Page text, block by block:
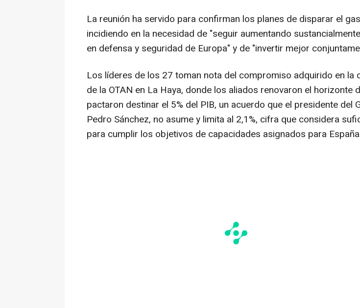
La reunión ha servido para confirman los planes de disparar el
incidiendo en la necesidad de "seguir aumentando
en defensa y seguridad de Europa" y de "invertir mejor
Los líderes de los 27 toman nota del compromiso adquirido en la
de la OTAN en La Haya, donde los aliados renovaron el horizonte
pactaron destinar el 5% del PIB, un acuerdo que el presidente del
Pedro Sánchez, no asume y limita al 2,1%, cifra que considera
para cumplir los objetivos de capacidades asignados para